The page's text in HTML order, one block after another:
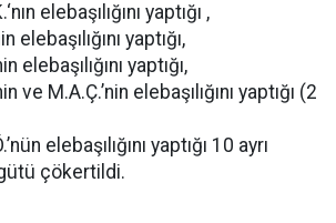
elebaşılığını yaptığı ,
elebaşılığını yaptığı,
elebaşılığını yaptığı,
ve M.A.Ç.’nin elebaşılığını yaptığı (2
elebaşılığını yaptığı 10 ayrı
çökertildi.